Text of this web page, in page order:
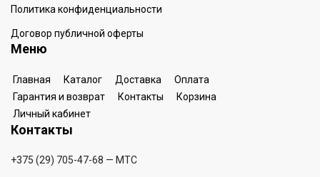
Политика конфиденциальности
Договор публичной оферты
Меню
Главная Каталог Доставка
Оплата
Гарантия и возврат
Контакты
Корзина
Личный кабинет
Контакты
+375 (29) 705-47-68 — МТС